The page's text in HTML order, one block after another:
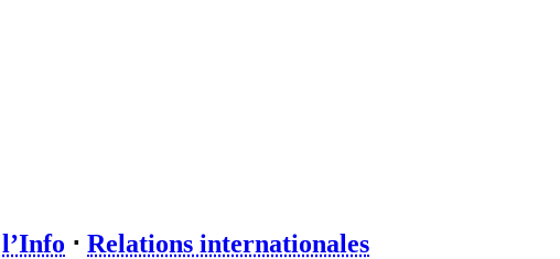
⋅ Relations internationales